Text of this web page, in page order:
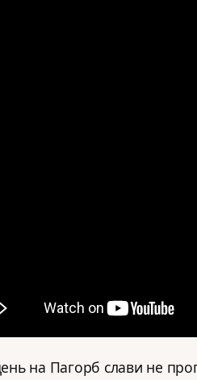
на Пагорб слави не